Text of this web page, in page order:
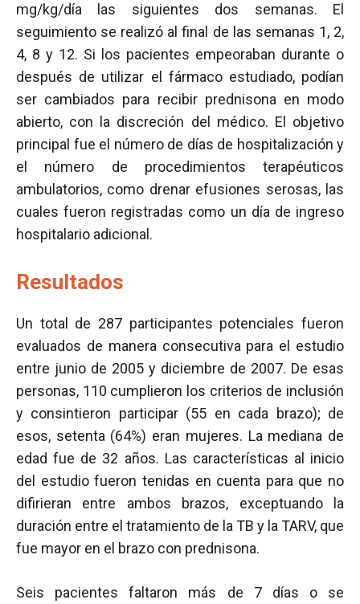
mg/kg/día las siguientes dos semanas. El
seguimiento se realizó al final de las semanas 1, 2,
4, 8 y 12. Si los pacientes empeoraban durante o
después de utilizar el fármaco estudiado, podían
ser cambiados para recibir prednisona en modo
abierto, con la discreción del médico. El objetivo
principal fue el número de días de hospitalización y
el número de procedimientos terapéuticos
ambulatorios, como drenar efusiones serosas, las
cuales fueron registradas como un día de ingreso
hospitalario adicional.
Resultados
Un total de 287 participantes potenciales fueron
evaluados de manera consecutiva para el estudio
entre junio de 2005 y diciembre de 2007. De esas
personas, 110 cumplieron los criterios de inclusión
y consintieron participar (55 en cada brazo); de
esos, setenta (64%) eran mujeres. La mediana de
edad fue de 32 años. Las características al inicio
del estudio fueron tenidas en cuenta para que no
difirieran entre ambos brazos, exceptuando la
duración entre el tratamiento de la TB y la TARV, que
fue mayor en el brazo con prednisona.
Seis pacientes faltaron más de 7 días o se